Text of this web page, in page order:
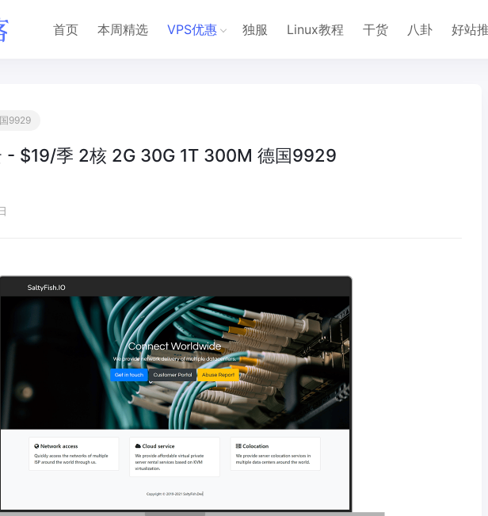
首页 本周精选 VPS优惠 独服 Linux教程 干货 八卦 好站
9929
- $19/季 2核 2G 30G 1T 300M 德国9929